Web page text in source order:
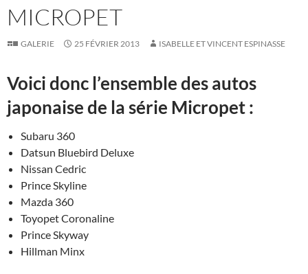
MICROPET
GALERIE 25 FÉVRIER 2013 ISABELLE ET VINCENT ESPINASSE
Voici donc l’ensemble des autos
japonaise de la série Micropet :
Subaru 360
Datsun Bluebird Deluxe
Nissan Cedric
Prince Skyline
Mazda 360
Toyopet Coronaline
Prince Skyway
Hillman Minx